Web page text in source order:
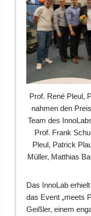
Prof. René Pleul,
nahmen den
Team des
Prof. Frank
Pleul, Patrick
Müller, Matthias
Das InnoLab
das Event „meets
Geißler, einem